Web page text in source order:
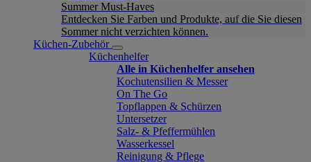
Summer Must-Haves
Entdecken Sie Farben und Produkte, auf die Sie diesen
Sommer nicht verzichten können.
Küchen-Zubehör
Küchenhelfer
Alle in Küchenhelfer ansehen
Kochutensilien & Messer
On The Go
Topflappen & Schürzen
Untersetzer
Salz- & Pfeffermühlen
Wasserkessel
Reinigung & Pflege